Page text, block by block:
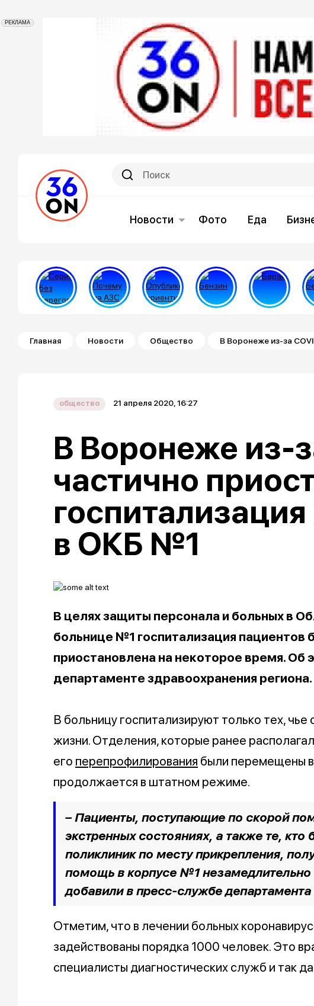
РЕКЛАМА
Новости Фото Еда
Строка навигации
Главная Новости Общество В Воронеже из-за
общество 21 апреля 2020, 16:27
В Воронеже из-
частично
в ОКБ №1
В целях защиты персонала и больных в
больнице №1 госпитализация пациентов
приостановлена на некоторое время. Об
департаменте здравоохранения региона.
В больницу госпитализируют только тех, чье
жизни. Отделения, которые ранее
его перепрофилирования были перемещены в
продолжается в штатном режиме.
– Пациенты, поступающие по скорой
экстренных состояниях, а также те, кто
поликлиник по месту прикрепления,
помощь в корпусе №1
добавили в пресс-службе
Отметим, что в лечении больных
задействованы порядка 1000 человек. Это
специалисты диагностических служб и так